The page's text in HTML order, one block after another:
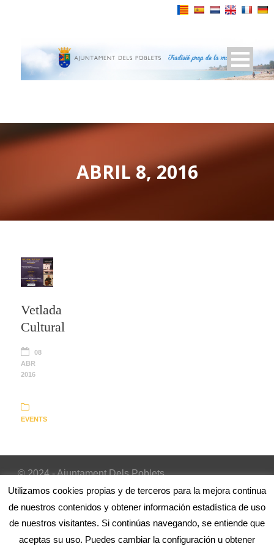
ABRIL 8, 2016
Vetlada
Cultural
08
ABR
2016
EVENTS
© 2024 - Ajuntament Dels Poblets
Inicio |Avís Legal |Política de cookies
Utilizamos cookies propias y de terceros para la mejora continua
de nuestros contenidos y obtener información estadística de uso
de nuestros visitantes. Si continúas navegando, se entiende que
aceptas su uso. Puedes cambiar la configuración u obtener